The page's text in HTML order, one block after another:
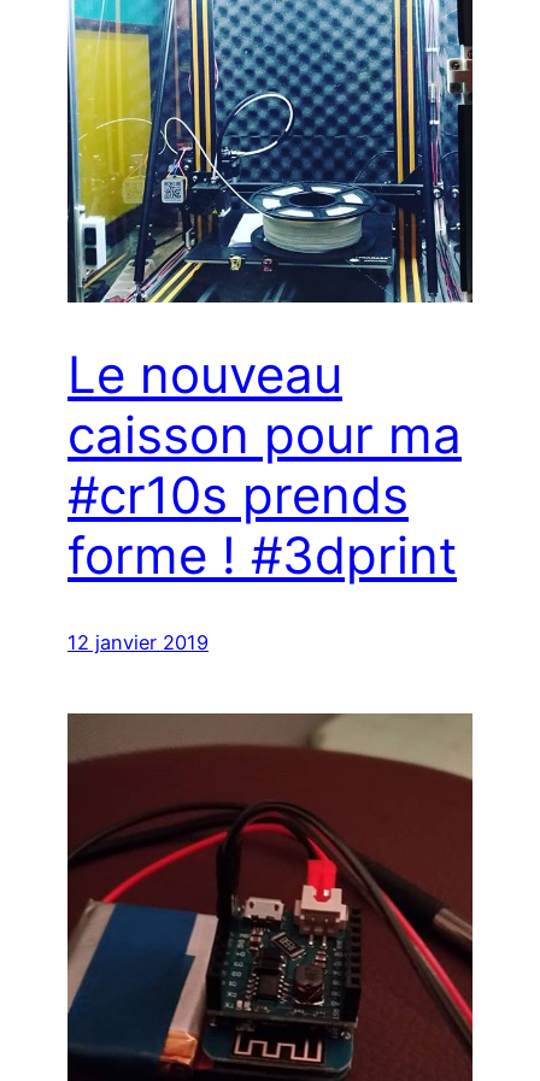
Le nouveau
caisson pour ma
#cr10s prends
forme ! #3dprint
12 janvier 2019